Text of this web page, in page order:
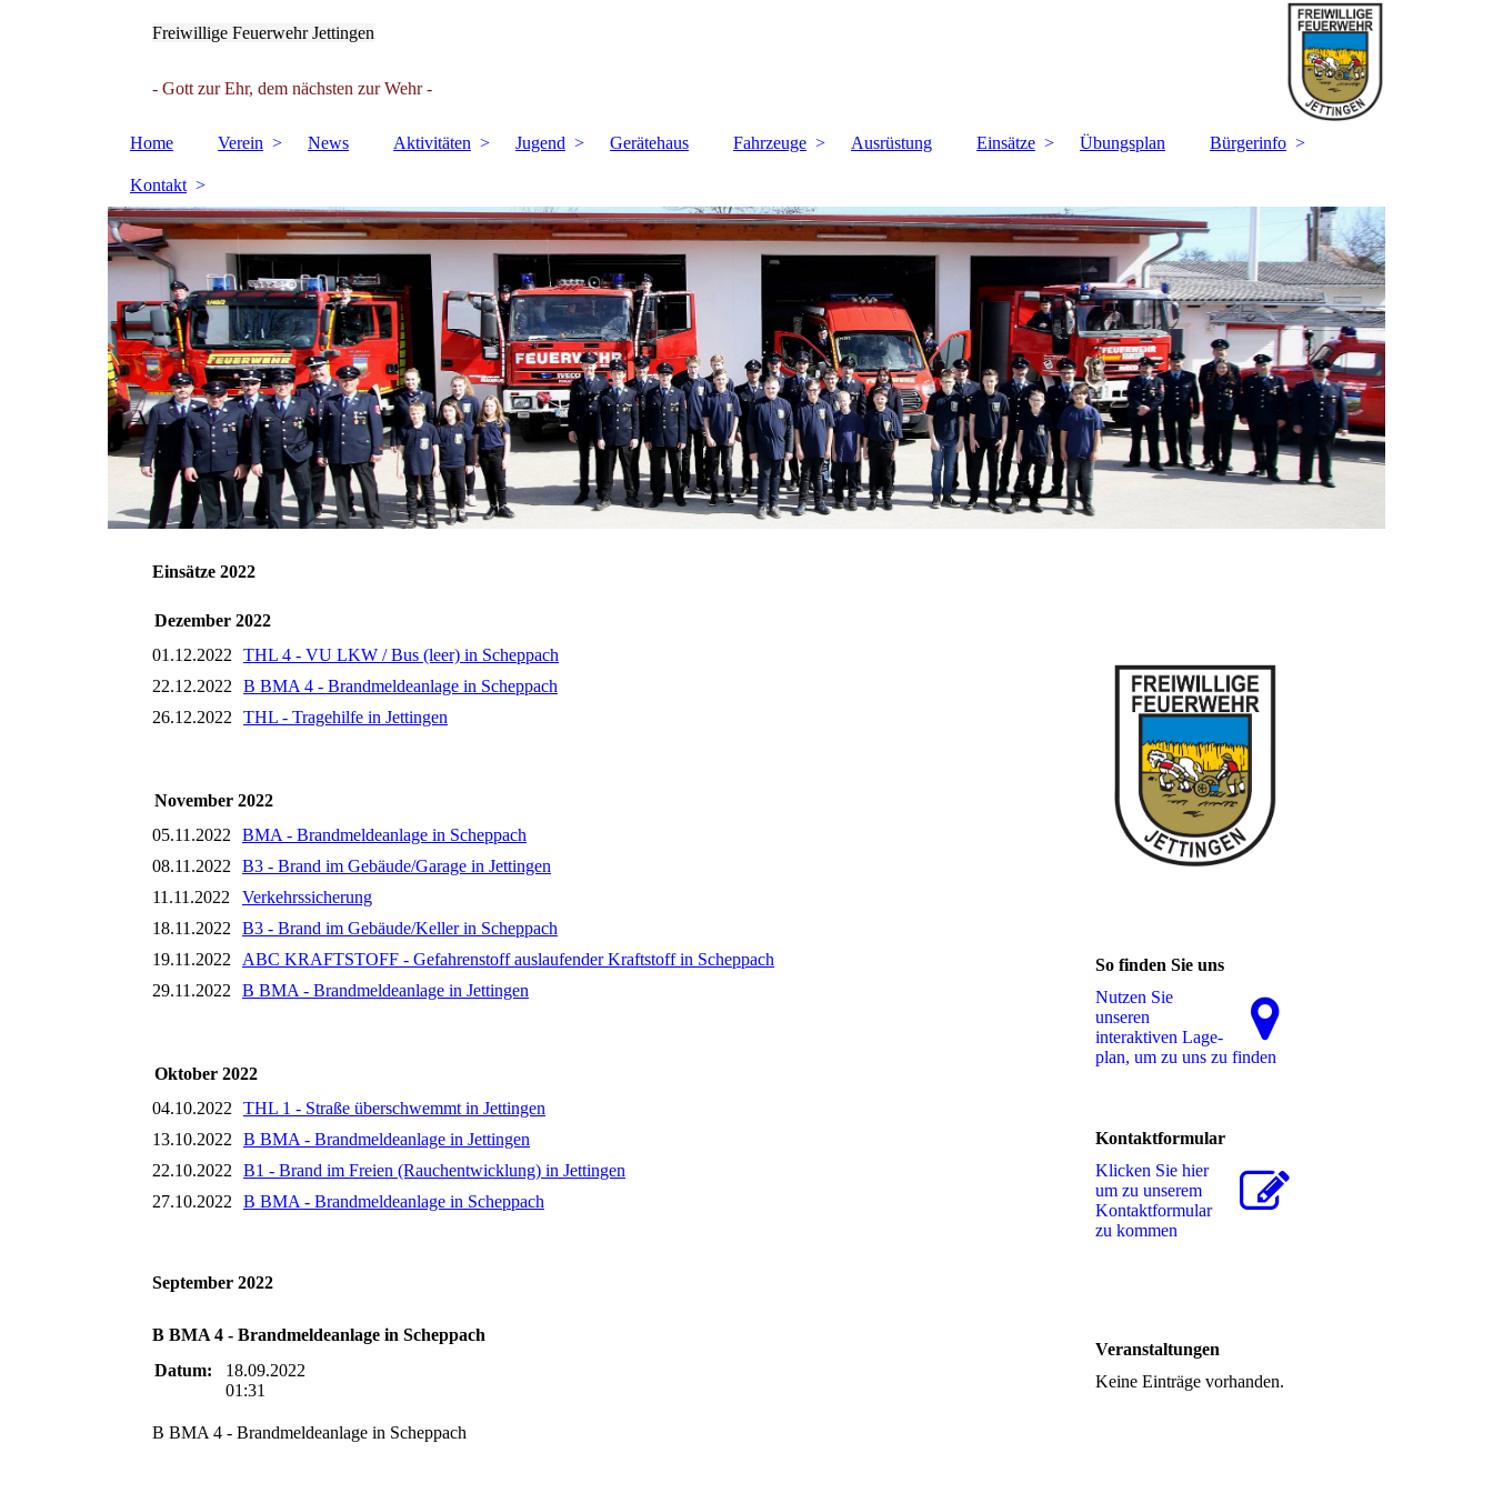
Freiwillige Feuerwehr Jettingen
- Gott zur Ehr, dem nächsten zur Wehr -
Home Verein News Aktivitäten Jugend Gerätehaus Fahrzeuge Ausrüstung Einsätze Übungsplan Bürgerinfo
Kontakt
Einsätze 2022
Dezember 2022
01.12.2022
THL 4 - VU LKW / Bus (leer) in Scheppach
22.12.2022
B BMA 4 - Brandmeldeanlage in Scheppach
26.12.2022
THL - Tragehilfe in Jettingen
November 2022
05.11.2022
BMA - Brandmeldeanlage in Scheppach
08.11.2022
B3 - Brand im Gebäude/Garage in Jettingen
11.11.2022
Verkehrssicherung
18.11.2022
B3 - Brand im Gebäude/Keller in Scheppach
19.11.2022
ABC KRAFTSTOFF - Gefahrenstoff auslaufender Kraftstoff in Scheppach
29.11.2022
B BMA - Brandmeldeanlage in Jettingen
Oktober 2022
04.10.2022
THL 1 - Straße überschwemmt in Jettingen
13.10.2022
B BMA - Brandmeldeanlage in Jettingen
22.10.2022
B1 - Brand im Freien (Rauchentwicklung) in Jettingen
27.10.2022
B BMA - Brandmeldeanlage in Scheppach
September 2022
B BMA 4 - Brandmeldeanlage in Scheppach
Datum:
18.09.2022
01:31
B BMA 4 - Brandmeldeanlage in Scheppach
So finden Sie uns
Nutzen Sie
unseren
interaktiven La­ge­
plan, um zu uns zu finden
Kontaktformular
Klicken Sie hier
um zu unserem
Kon­takt­for­mu­lar
zu kommen
Veranstaltungen
Keine Einträge vorhanden.